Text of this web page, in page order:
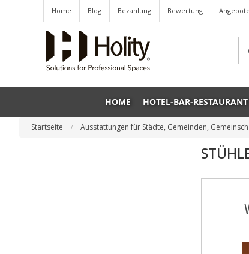
Home Blog Bezahlung Bewertung Angebote
HOME HOTEL-BAR-RESTAURANT
Startseite Ausstattungen für Städte, Gemeinden,